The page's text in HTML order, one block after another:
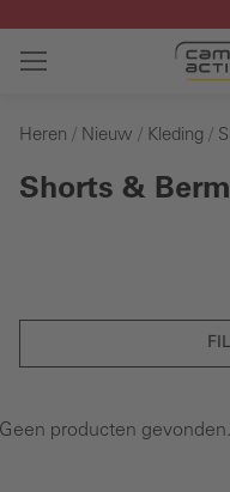
Ga naar de hoofdinhoud
Heren Nieuw Kleding
Shorts &
producten gevonden.